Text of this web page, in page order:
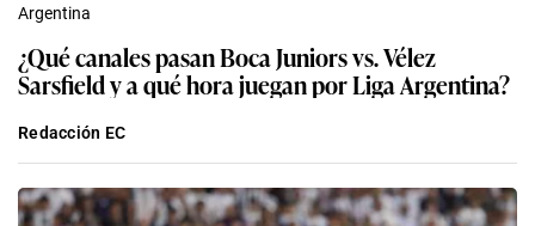
Argentina
¿Qué canales pasan Boca Juniors vs. Vélez
Sarsfield y a qué hora juegan por Liga Argentina?
Redacción EC